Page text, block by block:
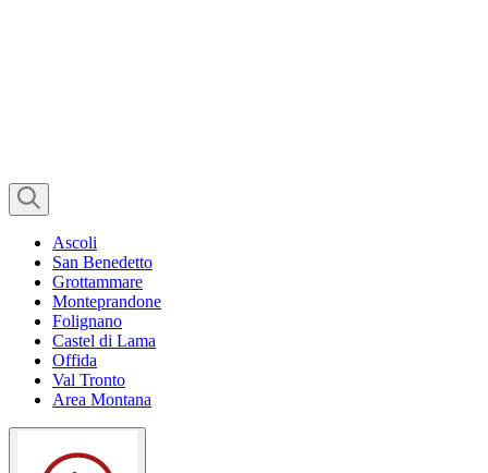
Ascoli
San Benedetto
Grottammare
Monteprandone
Folignano
Castel di Lama
Offida
Val Tronto
Area Montana